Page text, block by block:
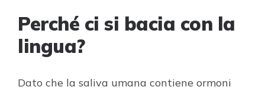
Perché ci si bacia con la
lingua?
Dato che la saliva umana contiene ormoni